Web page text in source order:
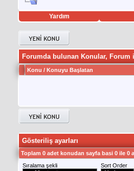
Yardım
hilesi
Forumda bulunan Konular, Forum
Konu / Konuyu Başlatan
Gösteriliş ayarları
Toplam 0 adet konudan sayfa basi 0 ile 0
Sıralama şekli
Sort Order